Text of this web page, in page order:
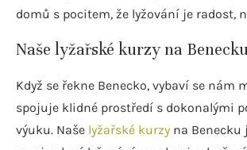
domů s pocitem, že lyžování je radost,
Naše lyžařské kurzy na Benecku
Když se řekne Benecko, vybaví se nám
spojuje klidné prostředí s dokonalými
výuku. Naše lyžařské kurzy na Benecku